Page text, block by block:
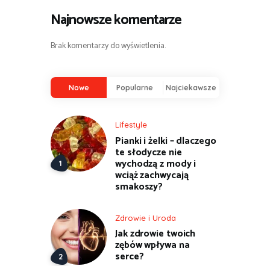
Najnowsze komentarze
Brak komentarzy do wyświetlenia.
Nowe Popularne Najciekawsze
Lifestyle
Pianki i żelki – dlaczego
te słodycze nie
wychodzą z mody i
wciąż zachwycają
smakoszy?
Zdrowie i Uroda
Jak zdrowie twoich
zębów wpływa na
serce?